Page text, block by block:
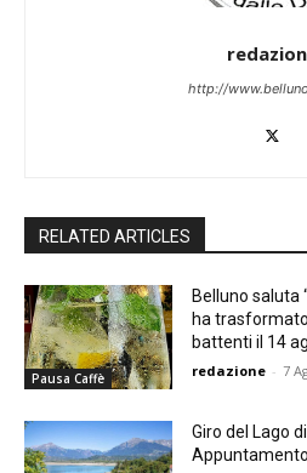
http://
RELATED ARTICLES
Pausa Caffè
Belluno saluta
ha
battenti il 14
redazione - 7
Giro del Lago